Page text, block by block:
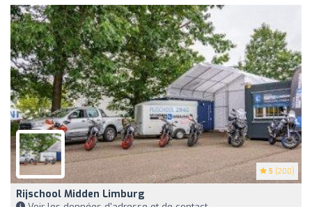
5 (200)
Rijschool Midden Limburg